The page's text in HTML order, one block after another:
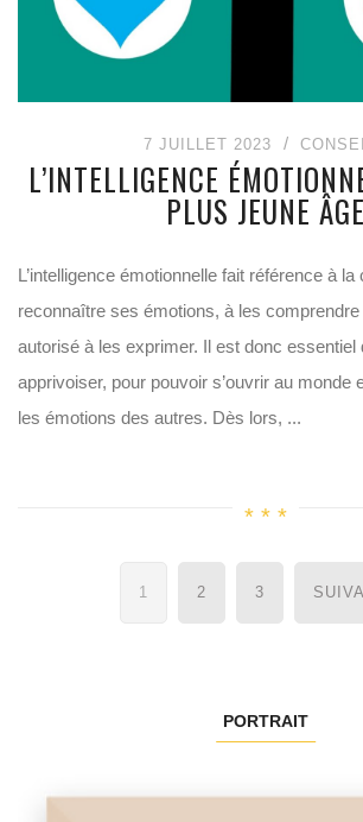
7 JUILLET 2023
L’INTELLIGENCE
PLUS JEUNE ÂGE
L’intelligence émotionnelle fait référence à la
reconnaître ses émotions, à les
autorisé à les exprimer. Il est donc essentiel
apprivoiser, pour pouvoir s’ouvrir au monde
les émotions des autres. Dès lors, ...
Navigation
des
1 2 3
PORTRAIT